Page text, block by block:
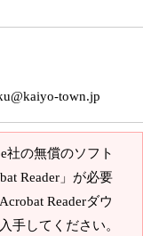
town.jp
社の無償のソフト
Reader」が必要
Readerダウ
手してください。